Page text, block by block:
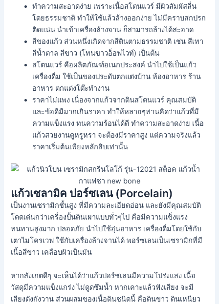
ทำความสะอาดง่าย เพราะเนื้อสโตนแวร์ มีผิวสัมผัสลื่น
โดยธรรมชาติ ทำให้ใช้แล้วล้างออกง่าย ไม่มีคราบสกปรก
ติดแน่น นำเข้าเครื่องล้างจาน ก็สามารถล้างได้สะอาด
สีของแก้ว ส่วนหนึ่งเกิดจากสีดินตามธรรมชาติ เช่น สีเทา
สีน้ำตาล สีขาว (โทนขาวอ็อฟไวท์) เป็นต้น
สโตนแวร์ คือผลิตภัณฑ์อเนกประสงค์ นำไปใช้เป็นแก้ว
เครื่องดื่ม ใช้เป็นของประดับตกแต่งบ้าน ห้องอาหาร ร้าน
อาหาร ตกแต่งโต๊ะทำงาน
ราคาไม่แพง เนื่องจากแก้วจากดินสโตนแวร์ คุณสมบัติ
และข้อดีมีมากเกินราคา ทำให้หลายๆท่านคิดว่าแก้วที่มี
ความแข็งแรง ทนความร้อนได้ดี ทำความสะอาดง่าย เนื้อ
แก้วสวยงานดูหรูหรา จะต้องมีราคาสูง แต่ความจริงแล้ว
ราคาเริ่มต้นเพียงหลักสิบเท่านั้น
แก้วเซลามิค ปอร์ซเลน (Porcelain)
เป็นงานเซรามิกชั้นสูง ที่มีความละเอียดอ่อน และยังมีคุณสมบัติ
โดดเด่นกว่าเครื่องปั้นดินเผาแบบทั่วๆไป คือมีความแข็งแรง
ทนทานสูงมาก ปลอดภัย นำไปใช้อุ่นอาหาร เครื่องดื่มโดยใช้กับ
เตาไมโครเวฟ ใช้กับเครื่องล้างจานได้ พอร์ซเลนเป็นเซรามิกที่มี
เนื้อสีขาว เคลือบผิวเป็นมัน
หากสังเกตดีๆ จะเห็นได้ว่าแก้วปอร์ชเลนมีความโปร่งแสง เนื้อ
วัสดุมีความแข็งแกร่ง ไม่ดูดซึมน้ำ หากเคาะแล้วฟังเสียง จะมี
เสียงดังกังวาน ส่วนผสมของเนื้อดินชนิดนี้ คือดินขาว ดินเหนียว